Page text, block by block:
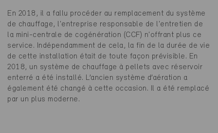
En 2018, il a fallu procéder au remplacement du système
de chauffage, l'entreprise responsable de l'entretien de
la mini-centrale de cogénération (CCF) n'offrant plus ce
service. Indépendamment de cela, la fin de la durée de vie
de cette installation était de toute façon prévisible. En
2018, un système de chauffage à pellets avec réservoir
enterré a été installé. L’ancien système d’aération a
également été changé à cette occasion. Il a été remplacé
par un plus moderne.